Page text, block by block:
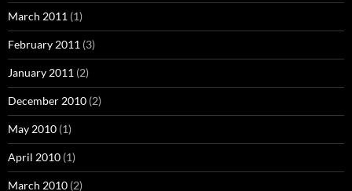
March 2011 (1)
February 2011 (3)
January 2011 (2)
December 2010 (2)
May 2010 (1)
April 2010 (1)
March 2010 (2)